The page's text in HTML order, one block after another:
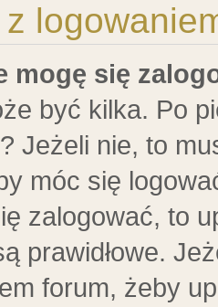
mogę się
być kilka. Po
Jeżeli nie, to
móc się
zalogować, to
prawidłowe.
forum, żeby